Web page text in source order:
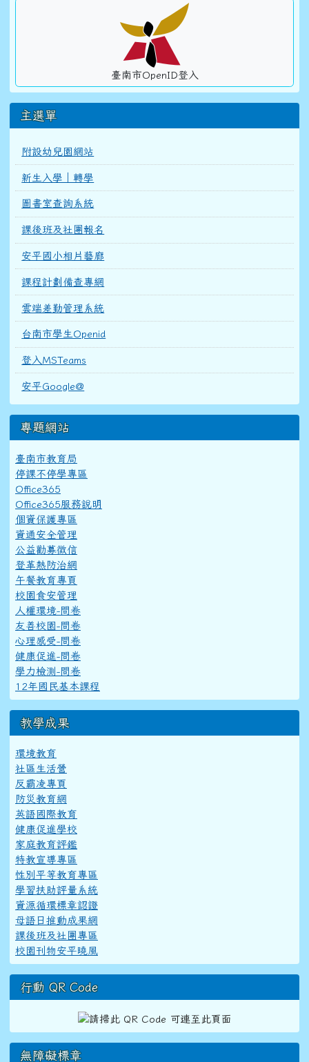
臺南市OpenID登入
主選單
附設幼兒園網站
新生入學｜轉學
圖書室查詢系統
課後班及社團報名
安平國小相片藝廊
課程計劃備查專網
雲端差勤管理系統
台南市學生Openid
登入MSTeams
安平Google@
專題網站
臺南市教育局
停課不停學專區
Office365
Office365服務說明
個資保護專區
資通安全管理
公益勸募徵信
登革熱防治網
午餐教育專頁
校園食安管理
人權環境-問卷
友善校園-問卷
心理感受-問卷
健康促進-問卷
學力檢測-問卷
12年國民基本課程
教學成果
環境教育
社區生活營
反霸凌專頁
防災教育網
英語國際教育
健康促進學校
家庭教育評鑑
特教宣導專區
性別平等教育專區
學習扶助評量系統
資源循環標章認證
母語日推動成果網
課後班及社團專區
校園刊物安平曉風
行動 QR Code
無障礙標章